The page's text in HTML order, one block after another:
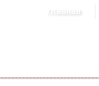
главная